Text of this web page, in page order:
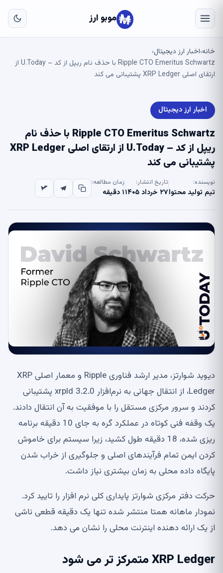
موبو ارز
خانه›اخبار ارز دیجیتال›
Ripple CTO Emeritus Schwartz با حذف نام ریپل از کد – U.Today از
ارتقای اصلی XRP Ledger پشتیبانی می کند
اخبار ارز دیجیتال
Ripple CTO Emeritus Schwartz با حذف نام
ریپل از کد – U.Today از ارتقای اصلی XRP Ledger
پشتیبانی می کند
نویسنده:
تیم تولید محتوا
تاریخ انتشار:
۲۷ خرداد ۱۴۰۵
زمان مطالعه:
۱ دقیقه
دیوید شوارتز، مدیر ارشد فناوری Ripple و معمار اصلی XRP
Ledger، از انتقال جهانی به نرم‌افزار xrpld 3.2.0 پشتیبانی
کردند و سرور مرکزی مستقل را با موفقیت به آن انتقال دادند.
یک وقفه فنی کوتاه در عملکرد گره به جای 10 دقیقه برنامه
ریزی شده، 18 دقیقه طول کشید، زیرا سیستم برای خاموش
کردن ایمن تمام فرآیندهای اصلی و جلوگیری از خراب شدن
پایگاه داده محلی به زمان بیشتری نیاز داشت.
حرکت دفتر مرکزی شوارتز پایداری کلی نرم افزار را تایید کرد.
نمودار ماهانه همتا منتشر شده تنها یک دقیقه قطعی ناشی
از یک ارائه دهنده اینترنت محلی را نشان می دهد.
XRP Ledger متمرکز تر می شود